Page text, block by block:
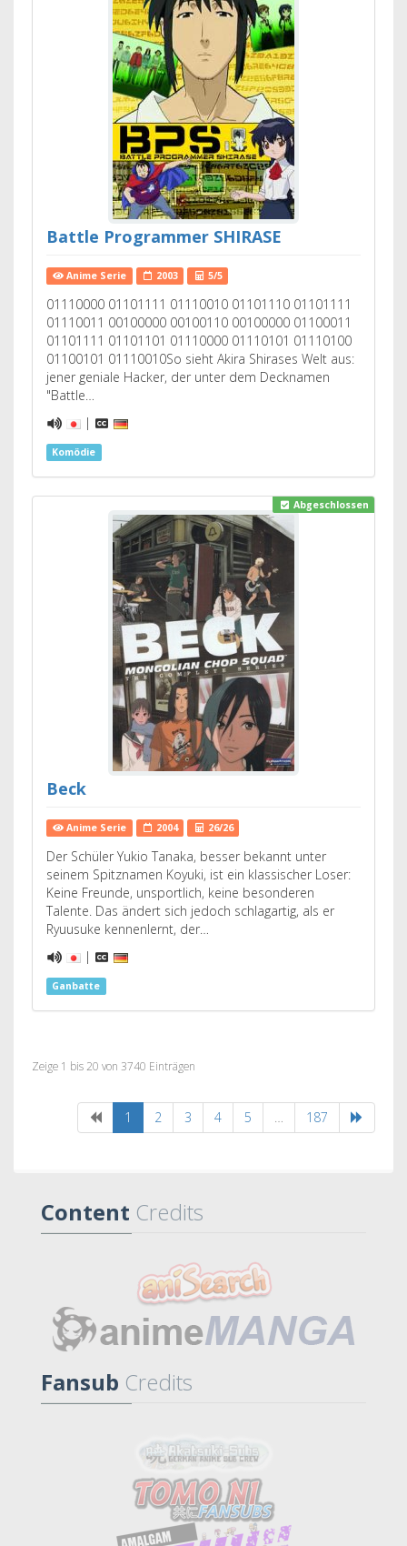
Battle Programmer SHIRASE
Anime Serie 2003 5/5
01110000 01101111 01110010 01101110 01101111
01110011 00100000 00100110 00100000 01100011
01101111 01101101 01110000 01110101 01110100
01100101 01110010So sieht Akira Shirases Welt aus:
jener geniale Hacker, der unter dem Decknamen
"Battle…
|
Komödie
Abgeschlossen
Beck
Anime Serie 2004 26/26
Der Schüler Yukio Tanaka, besser bekannt unter
seinem Spitznamen Koyuki, ist ein klassischer Loser:
Keine Freunde, unsportlich, keine besonderen
Talente. Das ändert sich jedoch schlagartig, als er
Ryuusuke kennenlernt, der…
|
Ganbatte
Zeige 1 bis 20 von 3740 Einträgen
1 2 3 4 5 … 187
Content Credits
Fansub Credits